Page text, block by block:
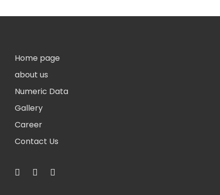
Home page
about us
Numeric Data
Gallery
Career
Contact Us